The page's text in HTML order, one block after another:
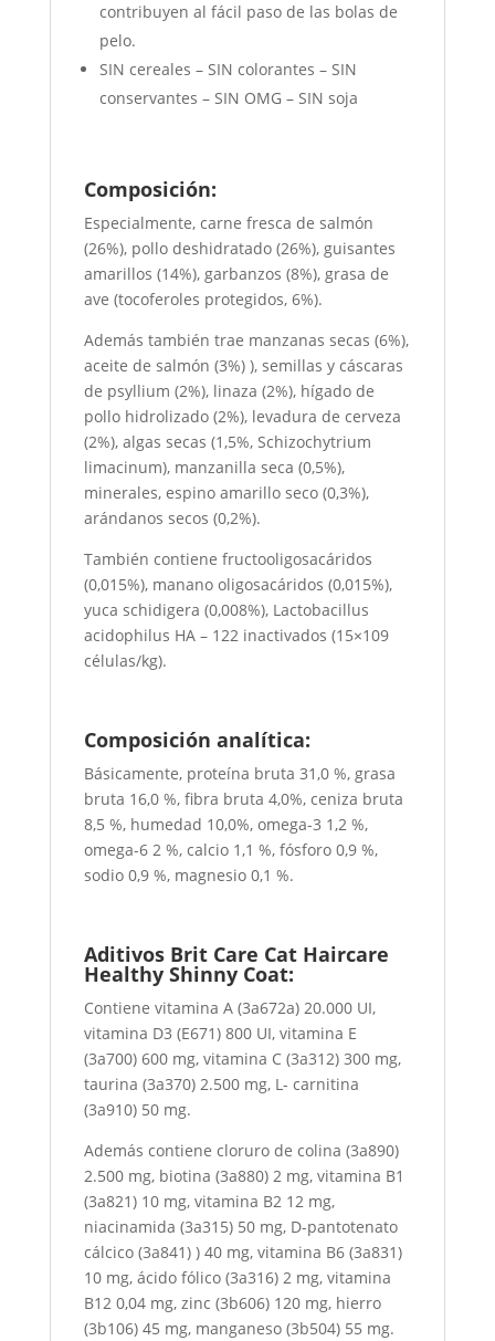
contribuyen al fácil paso de las bolas de
pelo.
SIN cereales – SIN colorantes – SIN
conservantes – SIN OMG – SIN soja
Composición:
Especialmente, carne fresca de salmón
(26%), pollo deshidratado (26%), guisantes
amarillos (14%), garbanzos (8%), grasa de
ave (tocoferoles protegidos, 6%).
Además también trae manzanas secas (6%),
aceite de salmón (3%) ), semillas y cáscaras
de psyllium (2%), linaza (2%), hígado de
pollo hidrolizado (2%), levadura de cerveza
(2%), algas secas (1,5%, Schizochytrium
limacinum), manzanilla seca (0,5%),
minerales, espino amarillo seco (0,3%),
arándanos secos (0,2%).
También contiene fructooligosacáridos
(0,015%), manano oligosacáridos (0,015%),
yuca schidigera (0,008%), Lactobacillus
acidophilus HA – 122 inactivados (15×109
células/kg).
Composición analítica:
Básicamente, proteína bruta 31,0 %, grasa
bruta 16,0 %, fibra bruta 4,0%, ceniza bruta
8,5 %, humedad 10,0%, omega-3 1,2 %,
omega-6 2 %, calcio 1,1 %, fósforo 0,9 %,
sodio 0,9 %, magnesio 0,1 %.
Aditivos Brit Care Cat Haircare
Healthy Shinny Coat:
Contiene vitamina A (3a672a) 20.000 UI,
vitamina D3 (E671) 800 UI, vitamina E
(3a700) 600 mg, vitamina C (3a312) 300 mg,
taurina (3a370) 2.500 mg, L- carnitina
(3a910) 50 mg.
Además contiene cloruro de colina (3a890)
2.500 mg, biotina (3a880) 2 mg, vitamina B1
(3a821) 10 mg, vitamina B2 12 mg,
niacinamida (3a315) 50 mg, D-pantotenato
cálcico (3a841) ) 40 mg, vitamina B6 (3a831)
10 mg, ácido fólico (3a316) 2 mg, vitamina
B12 0,04 mg, zinc (3b606) 120 mg, hierro
(3b106) 45 mg, manganeso (3b504) 55 mg.